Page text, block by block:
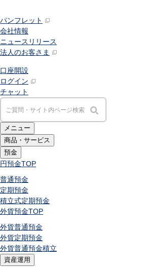
パンフレット
会社情報
ニュースリリース
法人のお客さま
口座開設
ログイン
チャット
メニュー
商品・サービス
預金
円預金TOP
普通預金
定期預金
積立式定期預金
外貨預金TOP
外貨普通預金
外貨定期預金
外貨普通預金積立
資産運用